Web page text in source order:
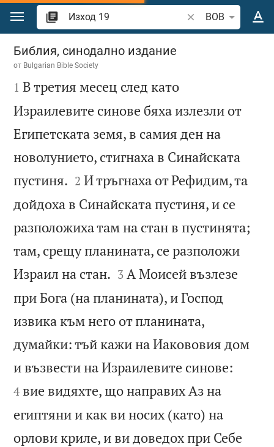
Преминете към съдържанието
Търсете стих или
BOB
Изход 19
Библия, синодално издание
от Bulgarian Bible Society

1 В третия месец след като
Израилевите синове бяха излезли от
Египетската земя, в самия ден на
новолунието, стигнаха в Синайската
пустиня. 

2 И тръгнаха от Рефидим, та
дойдоха в Синайската пустиня, и се
разположиха там на стан в пустинята;
там, срещу планината, се разположи
Израил на стан. 

3 А Моисей възлезе
при Бога (на планината), и Господ
извика към него от планината,
думайки: тъй кажи на Иакововия дом
и възвести на Израилевите синове:
4 вие видяхте, що направих Аз на
египтяни и как ви носих (като) на
орлови криле, и ви доведох при Себе